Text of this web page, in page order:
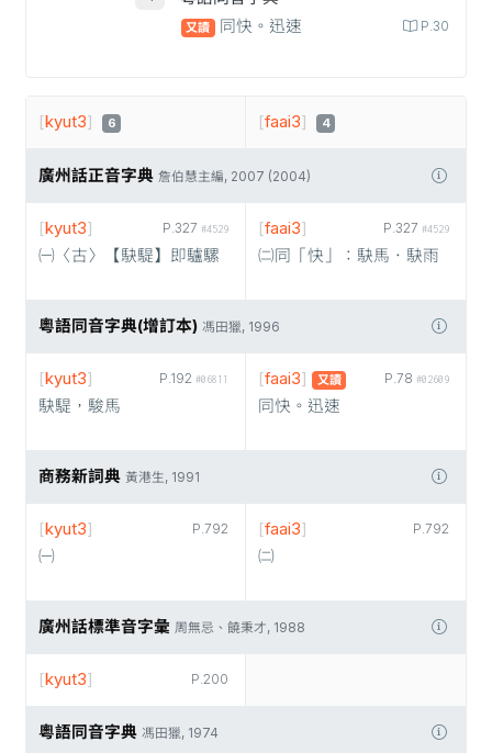
又讀 同快。迅速 P.30
[kyut3] 6 [faai3] 4
廣州話正音字典 詹伯慧主編, 2007 (2004)
P.327 #4529
[kyut3]
㈠〈古〉【駃騠】即驢騾
P.327 #4529
[faai3]
㈡同「快」：駃馬．駃雨
粵語同音字典(增訂本) 馮田獵, 1996
P.192 #06811
[kyut3]
駃騠，駿馬
P.78 #02609
[faai3] 又讀
同快。迅速
商務新詞典 黃港生, 1991
P.792
[kyut3]
㈠
P.792
[faai3]
㈡
廣州話標準音字彙 周無忌、饒秉才, 1988
P.200
[kyut3]
粵語同音字典 馮田獵, 1974